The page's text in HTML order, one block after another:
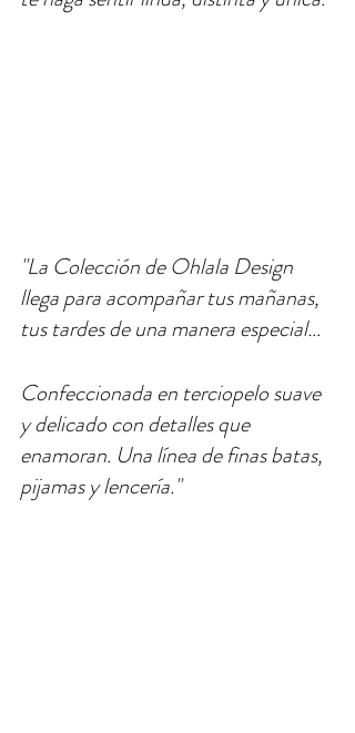
"La Colección de Ohlala Design
llega para acompañar tus mañanas,
tus tardes de una manera especial…
Confeccionada en terciopelo suave
y delicado con detalles que
enamoran. Una línea de finas batas,
pijamas y lencería."